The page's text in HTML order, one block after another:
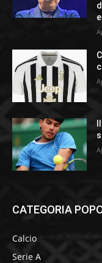
CATEGORIA
Calcio
Serie A